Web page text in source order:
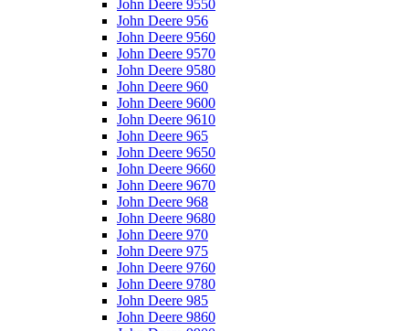
John Deere 9550
John Deere 956
John Deere 9560
John Deere 9570
John Deere 9580
John Deere 960
John Deere 9600
John Deere 9610
John Deere 965
John Deere 9650
John Deere 9660
John Deere 9670
John Deere 968
John Deere 9680
John Deere 970
John Deere 975
John Deere 9760
John Deere 9780
John Deere 985
John Deere 9860